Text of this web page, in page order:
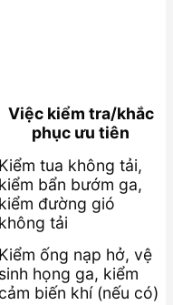
Việc kiểm tra/khắc
phục ưu tiên
Kiểm tua không tải,
kiểm bẩn bướm ga,
kiểm đường gió
không tải
Kiểm ống nạp hở, vệ
sinh họng ga, kiểm
cảm biến khí (nếu có)